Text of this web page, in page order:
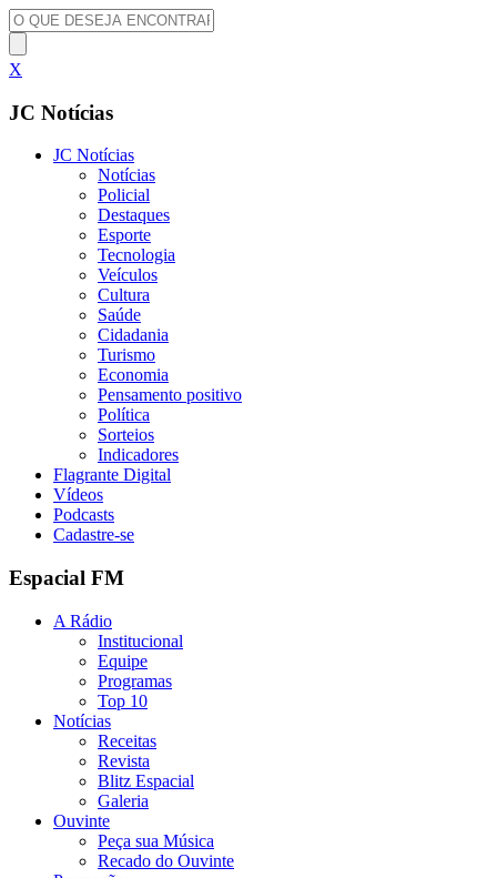
X
JC Notícias
JC Notícias
Notícias
Policial
Destaques
Esporte
Tecnologia
Veículos
Cultura
Saúde
Cidadania
Turismo
Economia
Pensamento positivo
Política
Sorteios
Indicadores
Flagrante Digital
Vídeos
Podcasts
Cadastre-se
Espacial FM
A Rádio
Institucional
Equipe
Programas
Top 10
Notícias
Receitas
Revista
Blitz Espacial
Galeria
Ouvinte
Peça sua Música
Recado do Ouvinte